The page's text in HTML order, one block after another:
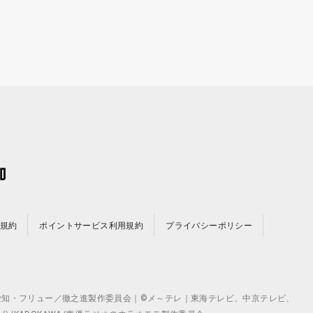
約 ポイントサービス利用規約 プライバシーポリシー
フリュー／徹之進製作委員会｜©メ～テレ｜東海テレビ、中京テレビ、